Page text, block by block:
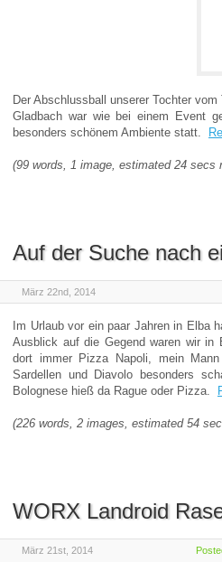
Der Abschlussball unserer Tochter
Gladbach war wie bei einem Event
besonders schönem Ambiente statt.
(99 words, 1 image, estimated 24 secs
Auf der Suche nach
März 22nd, 2014
Im Urlaub vor ein paar Jahren in Elba
Ausblick auf die Gegend waren wir in
dort immer Pizza Napoli, mein
Sardellen und Diavolo besonders
Bolognese hieß da Rague oder Pizza.
(226 words, 2 images, estimated 54
WORX Landroid
März 21st, 2014